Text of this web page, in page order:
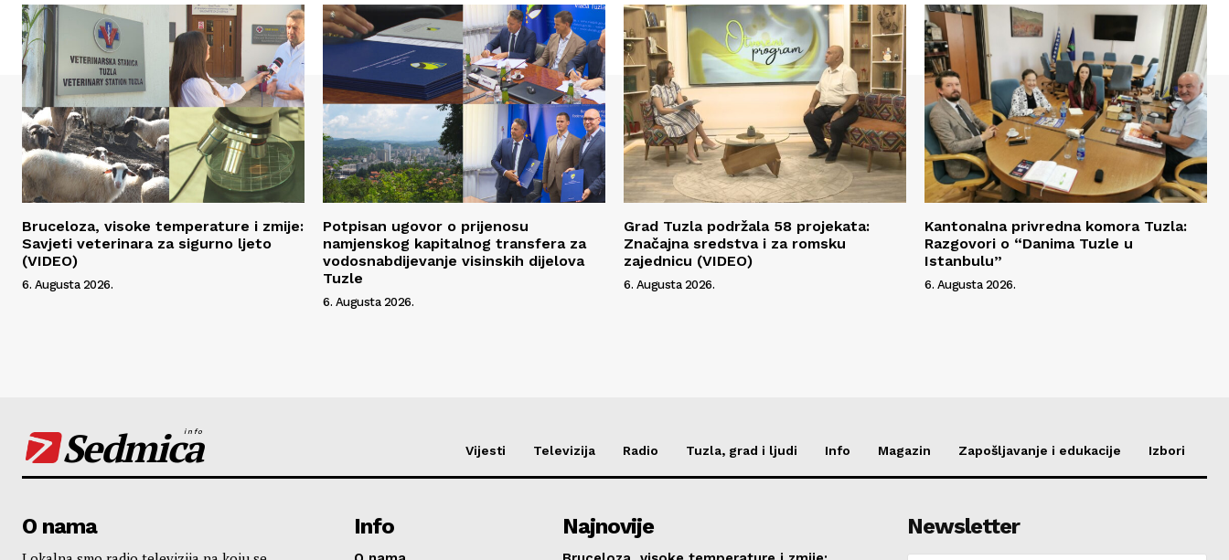
Bruceloza, visoke temperature i zmije:
Savjeti veterinara za sigurno ljeto
(VIDEO)
6. Augusta 2026.
Potpisan ugovor o prijenosu
namjenskog kapitalnog transfera za
vodosnabdijevanje visinskih dijelova
Tuzle
6. Augusta 2026.
Grad Tuzla podržala 58 projekata:
Značajna sredstva i za romsku
zajednicu (VIDEO)
6. Augusta 2026.
Kantonalna privredna komora Tuzla:
Razgovori o “Danima Tuzle u
Istanbulu”
6. Augusta 2026.
Sedmica
info
Vijesti Televizija Radio Tuzla, grad i ljudi Info Magazin Zapošljavanje i edukacije Izbori
O nama Info Najnovije Newsletter